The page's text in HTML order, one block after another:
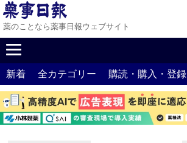
薬のことなら薬事日報ウェブサイト
新着 全カテゴリー 購読・購入・登録